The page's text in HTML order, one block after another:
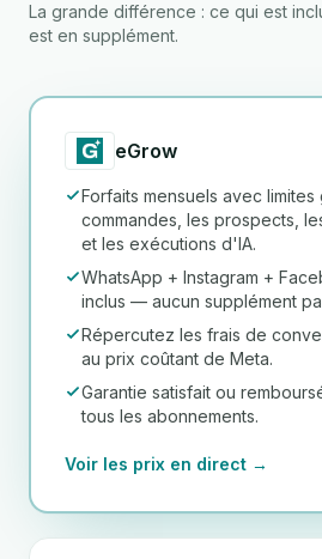
La grande différence : ce qui est
est en supplément.
eGrow
Forfaits mensuels avec
commandes, les prospects,
et les exécutions d'IA.
WhatsApp + Instagram +
inclus — aucun supplément
Répercutez les frais de
au prix coûtant de Meta.
Garantie satisfait ou
tous les abonnements.
Voir les prix en direct →